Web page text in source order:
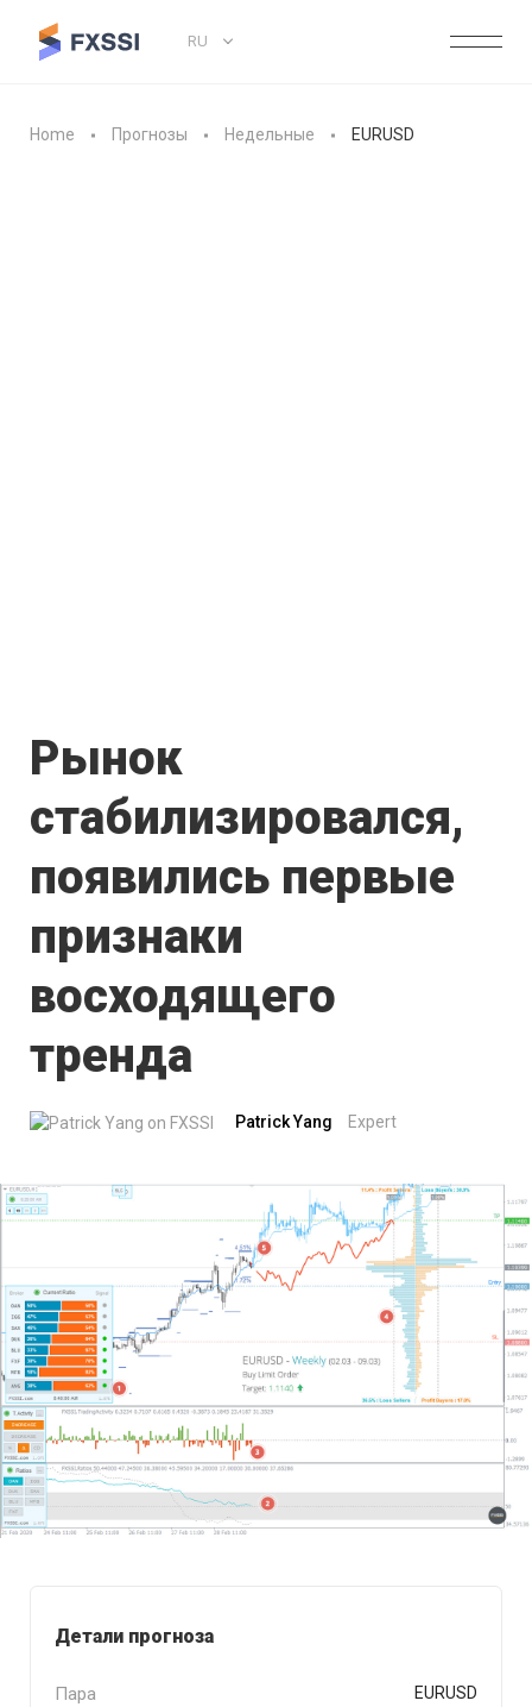
RU
Home Прогнозы Недельные EURUSD
Рынок
стабилизировался,
появились первые
признаки
восходящего
тренда
Patrick Yang Expert
Детали прогноза
Пара EURUSD